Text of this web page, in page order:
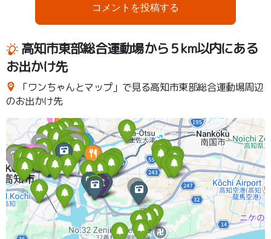
コメントを投稿する
高知市東部総合運動場から５km以内にある
お出かけ先
「ワンちゃんとマップ」で見る高知市東部総合運動場周辺
のお出かけ先